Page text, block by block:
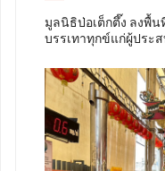
มูลนิธิป่อเต็กตึ๊ง ลงพื้น
บรรเทาทุกข์แก่ผู้ประ